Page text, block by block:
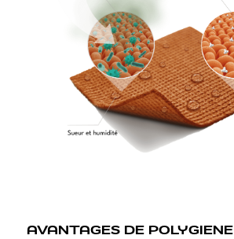
AVANTAGES DE POLYGIENE